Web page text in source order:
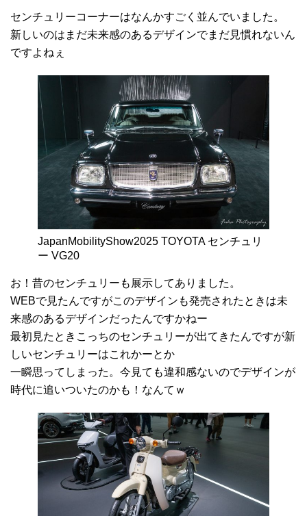
センチュリーコーナーはなんかすごく並んでいました。
新しいのはまだ未来感のあるデザインでまだ見慣れないん
ですよねぇ
JapanMobilityShow2025 TOYOTA センチュリ
ー VG20
お！昔のセンチュリーも展示してありました。
WEBで見たんですがこのデザインも発売されたときは未
来感のあるデザインだったんですかねー
最初見たときこっちのセンチュリーが出てきたんですが新
しいセンチュリーはこれかーとか
一瞬思ってしまった。今見ても違和感ないのでデザインが
時代に追いついたのかも！なんてｗ